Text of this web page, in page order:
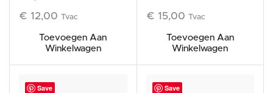
Limited Edition
€ 12,00 Tvac
Toevoegen Aan
Winkelwagen
€ 15,00 Tvac
Toevoegen Aan
Winkelwagen
Save Save